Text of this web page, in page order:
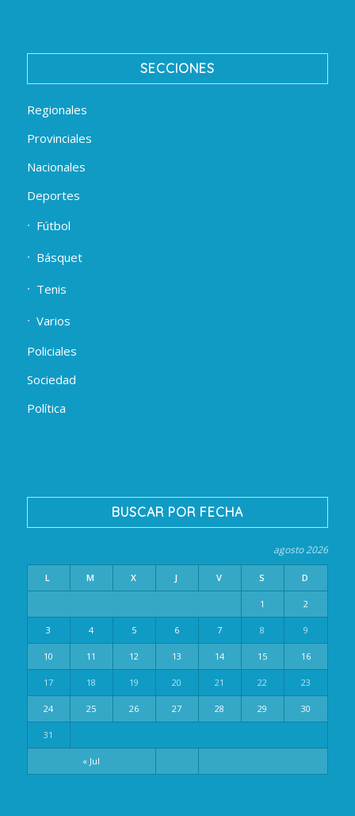
SECCIONES
Regionales
Provinciales
Nacionales
Deportes
Fútbol
Básquet
Tenis
Varios
Policiales
Sociedad
Política
BUSCAR POR FECHA
agosto 2026
L M X J V S D
« Jul
1 2
3 4 5 6 7 8 9
10 11 12 13 14 15 16
17 18 19 20 21 22 23
24 25 26 27 28 29 30
31